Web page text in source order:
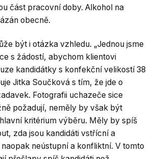
část pracovní doby. Alkohol na
obecně.
být i otázka vzhledu. „Jednou jsme
s žádostí, abychom klientovi
kandidátky s konfekční velikostí 38
Jitka Součková s tím, že jde o
Fotografii uchazeče sice
požadují, neměly by však být
kritérium výběru. Měly by spíš
zda jsou kandidáti vstřícní a
neústupní a konfliktní. V tomto